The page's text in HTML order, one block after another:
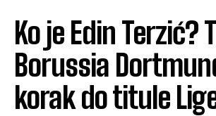
Ko je Edin Terzić?
Borussia
korak do titule